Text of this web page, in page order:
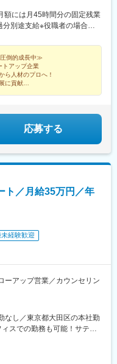
さいたま市大宮区宮町1丁目
2条西2-10-1 【仙台】宮城
1-3-1 【福岡】福岡県福岡市
広島県広島市中区基町13-9
駅、烏丸駅、近鉄名古屋駅、
、紙屋町東駅、神谷町駅、東
(広島県)
額には月45時間分の固定残業
別途支給※役職者の場合は
万円■入社2年目（24歳）月
円■責任者採用の場合（1）
年2回想定年収／700万円～
収720万円＋賞与年2回想
倒的成長中≫
アップ企業
ら人材のプロへ！
に貢献
応募する
ト／月給35万円／年
経験歓迎
ーアップ営業／カウンセリン
なし／東京都大田区の本社勤
スでの勤務も可能！サテラ
立地で好アクセス！好きな場
ます。居住はどこでもOK！